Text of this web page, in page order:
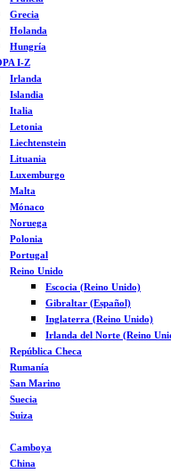
Grecia
Holanda
Hungría
I-Z
Irlanda
Islandia
Italia
Letonia
Liechtenstein
Lituania
Luxemburgo
Malta
Mónaco
Noruega
Polonia
Portugal
Reino Unido
Escocia (Reino Unido)
Gibraltar (Español)
Inglaterra (Reino Unido)
Irlanda del Norte (Reino
República Checa
Rumanía
San Marino
Suecia
Suiza
Camboya
China